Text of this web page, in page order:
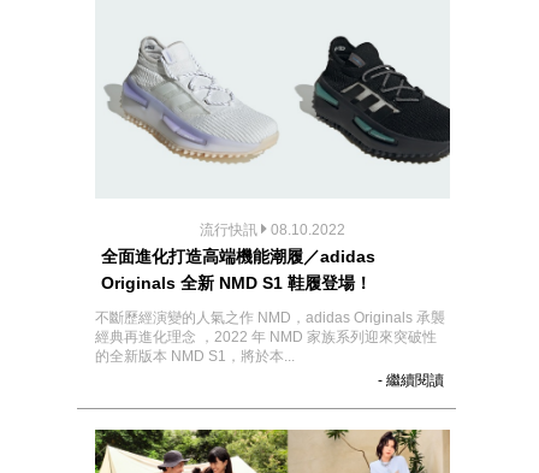
流行快訊 08.10.2022
全面進化打造高端機能潮履／adidas
Originals 全新 NMD S1 鞋履登場！
不斷歷經演變的人氣之作 NMD，adidas Originals 承襲
經典再進化理念 ，2022 年 NMD 家族系列迎來突破性
的全新版本 NMD S1，將於本...
- 繼續閱讀